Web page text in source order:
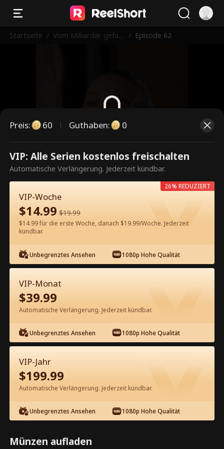
Startseite / Vom Milliardär gefan
/ Episode 62
Dies ist eine kostenpflichtige
Episode. Bitte entsperren, um
weiterzusehen.
60Jetzt entsperren
Kostenlos in der App ansehen
Episode 62 - Vom Milliardär
gefangenes Baby Kompletter Film
0-49 50-78
62 63 65 66
Preis: 60 Guthaben: 0
VIP: Alle Serien kostenlos freischalten
Automatische Verlängerung. Jederzeit kündbar.
VIP-Woche
$14.99 $19.99
$14.99 für die erste Woche, danach $19.99/Woche. Jederzeit
kündbar.
Unbegrenztes Ansehen 1080p Hohe Qualität
26% REDUZIERT
VIP-Monat
$39.99
Automatische Verlängerung. Jederzeit kündbar.
Unbegrenztes Ansehen 1080p Hohe Qualität
VIP-Jahr
$199.99
Automatische Verlängerung. Jederzeit kündbar.
Unbegrenztes Ansehen 1080p Hohe Qualität
Münzen aufladen